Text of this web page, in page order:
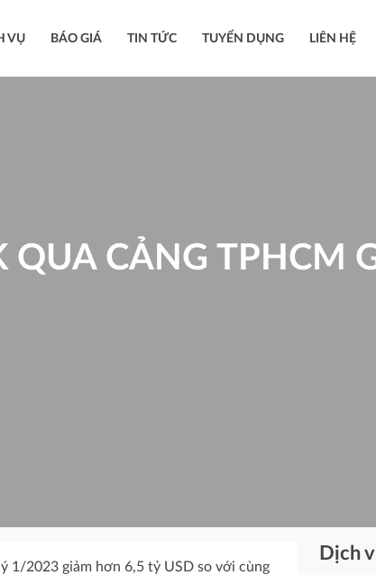
VỤ BÁO GIÁ TIN TỨC TUYỂN DỤNG LIÊN HỆ
CẢNG TPHCM
1/2023 giảm hơn 6,5 tỷ USD so với cùng
Dịch